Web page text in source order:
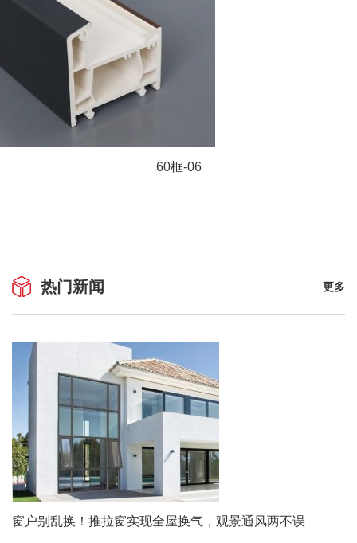
60框-06
热门新闻 更多
窗户别乱换！推拉窗实现全屋换气，观景通风两不误